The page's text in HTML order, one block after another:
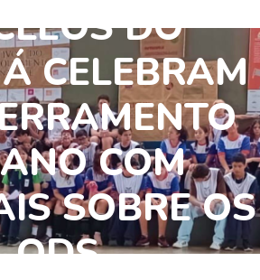
DO
CELEBRAM
COM
SOBRE OS
ODS